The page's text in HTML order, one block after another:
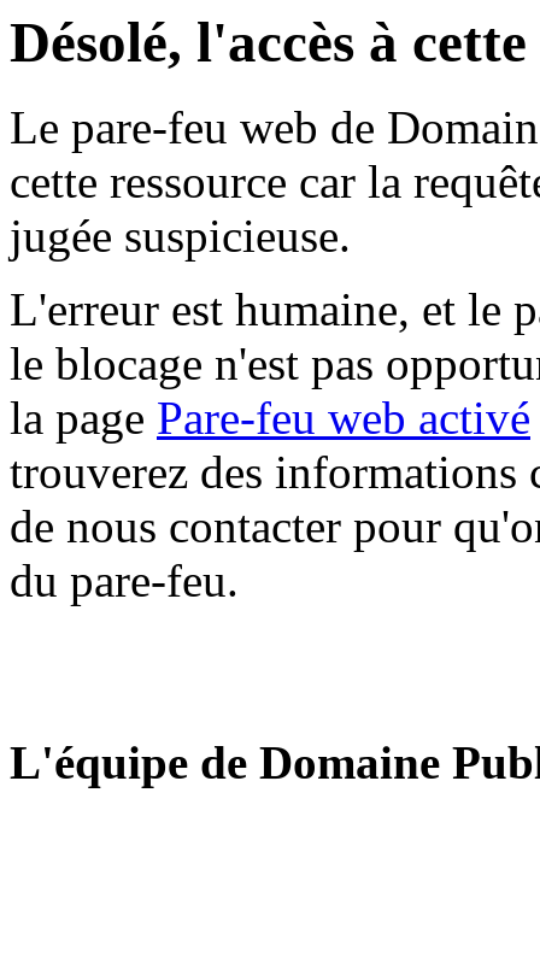
Désolé, l'accès à
Le pare-feu web de
cette ressource car la
jugée suspicieuse.
L'erreur est humaine, et le
le blocage n'est pas
la page Pare-feu web activé
trouverez des informations
de nous contacter pour
du pare-feu.
L'équipe de Domaine